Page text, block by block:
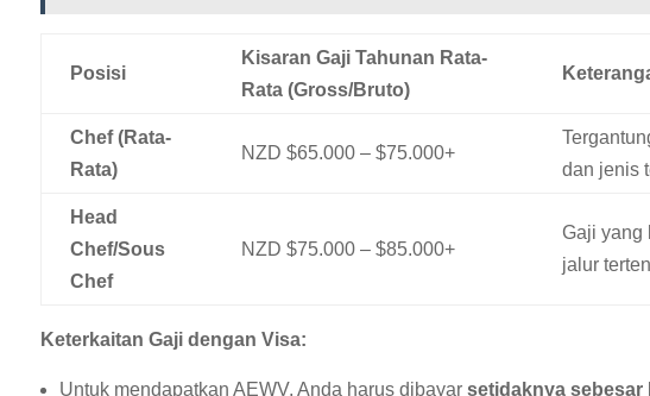
Posisi
Kisaran Gaji Tahunan Rata-
Rata (Gross/Bruto)
Chef (Rata-
Rata)
NZD $65.000 – $75.000+
dan jenis
Head
Chef/Sous
Chef
NZD $75.000 – $85.000+
Gaji yang
jalur
Keterkaitan Gaji dengan Visa:
Untuk mendapatkan AEWV, Anda harus dibayar setidaknya sebesar